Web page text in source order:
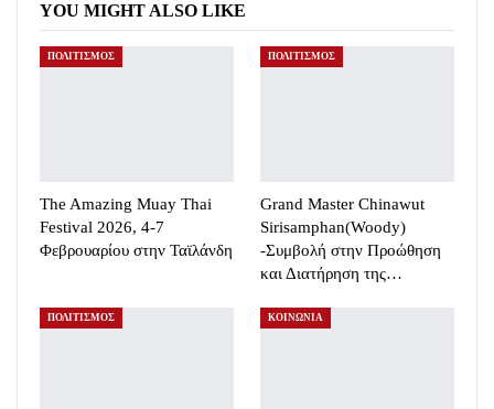
YOU MIGHT ALSO LIKE
ΠΟΛΙΤΙΣΜΟΣ
The Amazing Muay Thai
Festival 2026, 4-7
Φεβρουαρίου στην Ταϊλάνδη
ΠΟΛΙΤΙΣΜΟΣ
Grand Master Chinawut
Sirisamphan(Woody)
-Συμβολή στην Προώθηση
και Διατήρηση της…
ΠΟΛΙΤΙΣΜΟΣ ΚΟΙΝΩΝΙΑ